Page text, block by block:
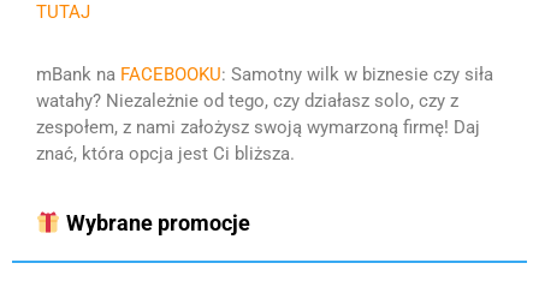
TUTAJ
mBank na FACEBOOKU: Samotny wilk w biznesie czy siła
watahy? Niezależnie od tego, czy działasz solo, czy z
zespołem, z nami założysz swoją wymarzoną firmę! Daj
znać, która opcja jest Ci bliższa.
Wybrane promocje